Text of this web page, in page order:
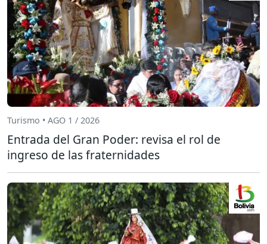
Turismo • AGO 1 / 2026
Entrada del Gran Poder: revisa el rol de
ingreso de las fraternidades